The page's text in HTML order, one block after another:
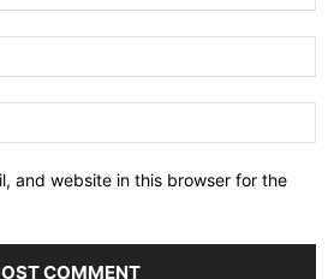
and website in this browser for the